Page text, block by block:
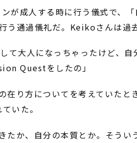
が成人する時に行う儀式で、
う通過儀礼だ。Keikoさんは過
て大人になっちゃったけど、自
Questをしたの」
り方についてを考えていたと
いた。
たか、自分の本質とか。そう